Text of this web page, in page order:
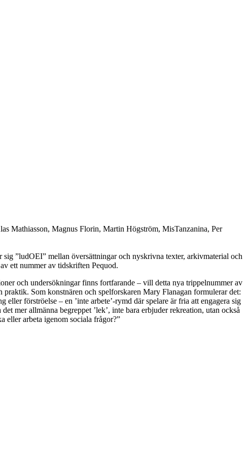
Mathiasson, Magnus Florin, Martin Högström, MisTanzanina, Per
”ludOEI” mellan översättningar och nyskrivna texter, arkivmaterial och
ett nummer av tidskriften Pequod.
och undersökningar finns fortfarande – vill detta nya trippelnummer av
Som konstnären och spelforskaren Mary Flanagan formulerar det:
förströelse – en ’inte arbete’-rymd där spelare är fria att engagera sig
mer allmänna begreppet ’lek’, inte bara erbjuder rekreation, utan också
eller arbeta igenom sociala frågor?”